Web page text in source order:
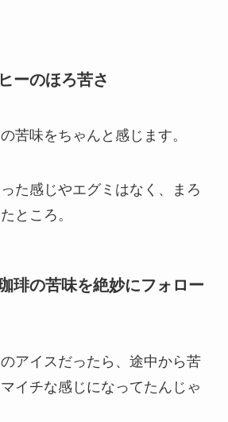
ーのほろ苦さ
苦味をちゃんと感じます。
た感じやエグミはなく、まろ
ところ。
琲の苦味を絶妙にフォロー
アイスだったら、途中から苦
イチな感じになってたんじゃ